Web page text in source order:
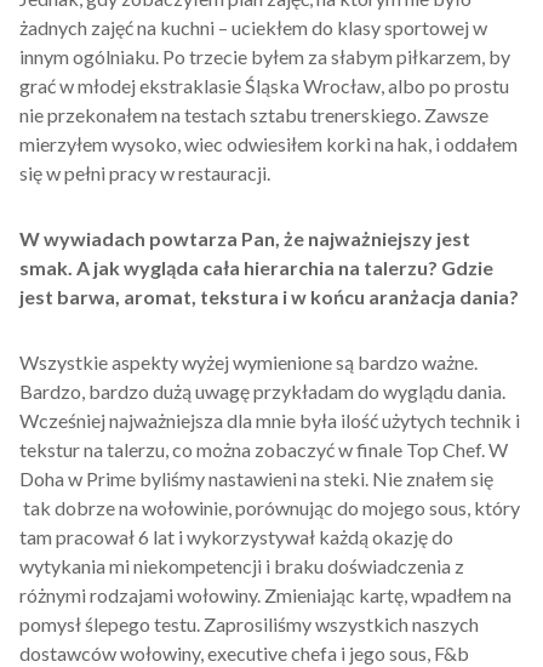
żadnych zajęć na kuchni – uciekłem do klasy sportowej w
innym ogólniaku. Po trzecie byłem za słabym piłkarzem, by
grać w młodej ekstraklasie Śląska Wrocław, albo po prostu
nie przekonałem na testach sztabu trenerskiego. Zawsze
mierzyłem wysoko, wiec odwiesiłem korki na hak, i oddałem
się w pełni pracy w restauracji.
W wywiadach powtarza Pan, że najważniejszy jest
smak. A jak wygląda cała hierarchia na talerzu? Gdzie
jest barwa, aromat, tekstura i w końcu aranżacja dania?
Wszystkie aspekty wyżej wymienione są bardzo ważne.
Bardzo, bardzo dużą uwagę przykładam do wyglądu dania.
Wcześniej najważniejsza dla mnie była ilość użytych technik i
tekstur na talerzu, co można zobaczyć w finale Top Chef. W
Doha w Prime byliśmy nastawieni na steki. Nie znałem się
tak dobrze na wołowinie, porównując do mojego sous, który
tam pracował 6 lat i wykorzystywał każdą okazję do
wytykania mi niekompetencji i braku doświadczenia z
różnymi rodzajami wołowiny. Zmieniając kartę, wpadłem na
pomysł ślepego testu. Zaprosiliśmy wszystkich naszych
dostawców wołowiny, executive chefa i jego sous, F&b